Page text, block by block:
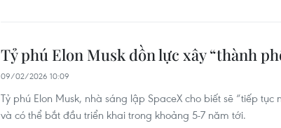
Tỷ phú Elon Musk dồn lực xây “thành
09/02/2026 10:09
Tỷ phú Elon Musk, nhà sáng lập SpaceX cho biết sẽ “tiếp
và có thể bắt đầu triển khai trong khoảng 5-7 năm tới.